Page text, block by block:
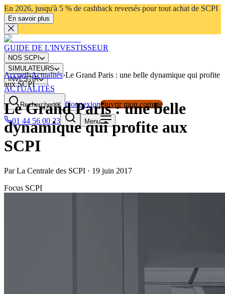
En 2026, jusqu'à 5 % de cashback reversés pour tout achat de SCPI
En savoir plus
GUIDE DE L'INVESTISSEUR
NOS SCPI
SIMULATEURS
INVESTIR
ACTUALITÉS
Rechercher⌘K ConnexionOuvrir mon compte
01 44 56 00 23
Menu
Accueil›Actualités›Le Grand Paris : une belle dynamique qui profite
aux SCPI
Le Grand Paris : une belle
dynamique qui profite aux
SCPI
Par La Centrale des SCPI · 19 juin 2017
Focus SCPI